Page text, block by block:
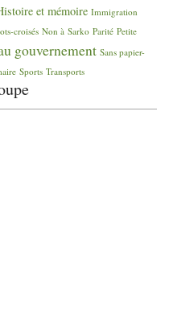
et mémoire Immigration
croisés Non à Sarko Parité Petite
gouvernement Sans papier-
Sports Transports